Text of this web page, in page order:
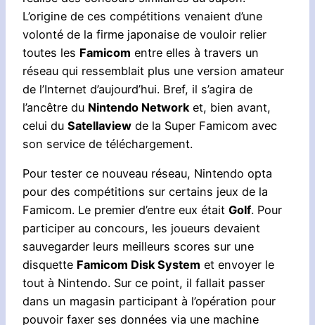
L’origine de ces compétitions venaient d’une
volonté de la firme japonaise de vouloir relier
toutes les Famicom entre elles à travers un
réseau qui ressemblait plus une version amateur
de l’Internet d’aujourd’hui. Bref, il s’agira de
l’ancêtre du Nintendo Network et, bien avant,
celui du Satellaview de la Super Famicom avec
son service de téléchargement.
Pour tester ce nouveau réseau, Nintendo opta
pour des compétitions sur certains jeux de la
Famicom. Le premier d’entre eux était Golf. Pour
participer au concours, les joueurs devaient
sauvegarder leurs meilleurs scores sur une
disquette Famicom Disk System et envoyer le
tout à Nintendo. Sur ce point, il fallait passer
dans un magasin participant à l’opération pour
pouvoir faxer ses données via une machine